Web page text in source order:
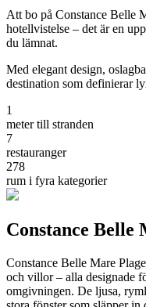
Att bo på Constance Belle
hotellvistelse – det är en
du lämnat.
Med elegant design,
destination som definierar
1
meter till stranden
7
restauranger
278
rum i fyra kategorier
Constance Belle
Constance Belle Mare
och villor – alla designade
omgivningen. De ljusa,